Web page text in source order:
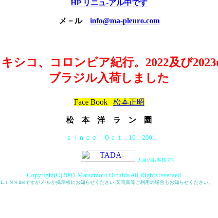
HP リニュ-アル中です
メ－ル info@ma-pleuro.com
シコ、コロンビア紀行。2022及び
ブラジル入荷しました
Face Book 松本正昭
松 本 洋 ラ ン 園
ｓｉｎｃｅ Ｏｃｔ．10，2001
人目のお客様です
Copyright(C)2001 Matsumoto Orchids All Rights reserved
ＩＮＫfreeですがメ-ルか掲示板にお知らせください.又写真等ご利用の場合もお知らせください。